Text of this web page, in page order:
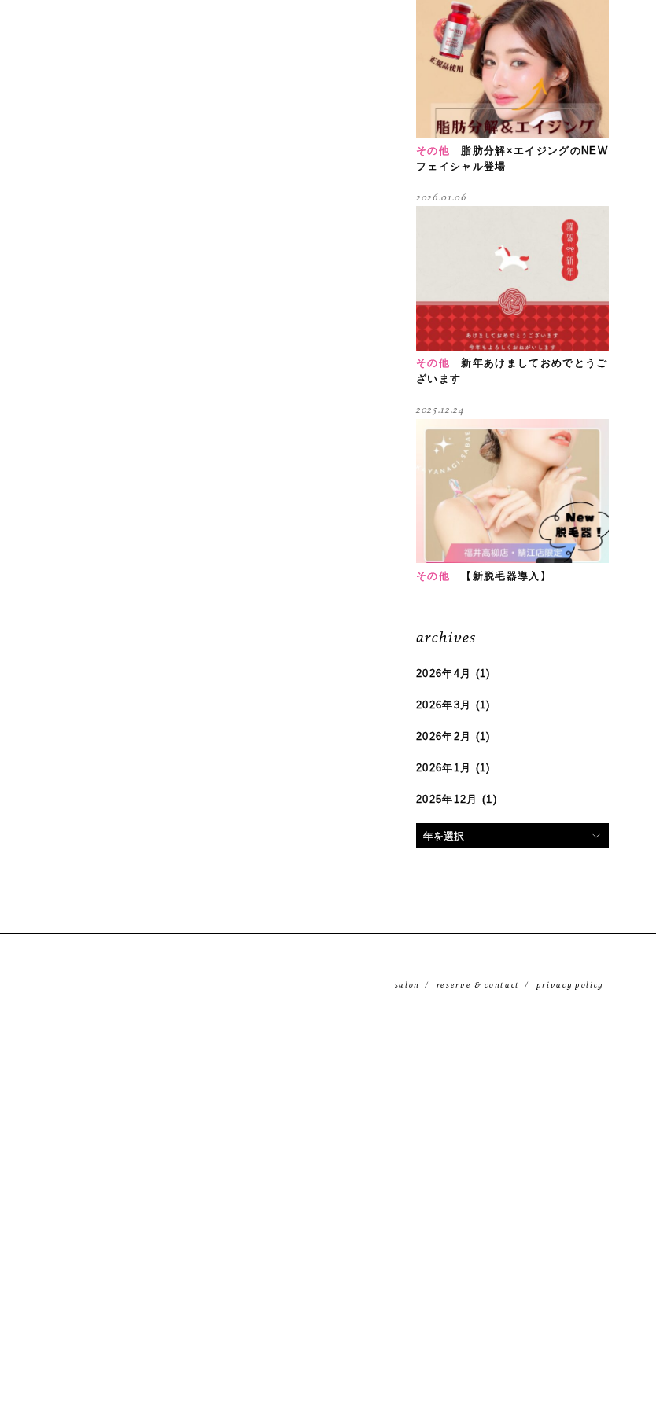
その他
脂肪分解×エイジングのNEW
フェイシャル登場
その他
新年あけましておめでとうご
ざいます
2026.01.06
その他 【新脱毛器導入】
2025.12.24
archives
2026年4月 (1)
2026年3月 (1)
2026年2月 (1)
2026年1月 (1)
2025年12月 (1)
salon reserve & contact privacy policy